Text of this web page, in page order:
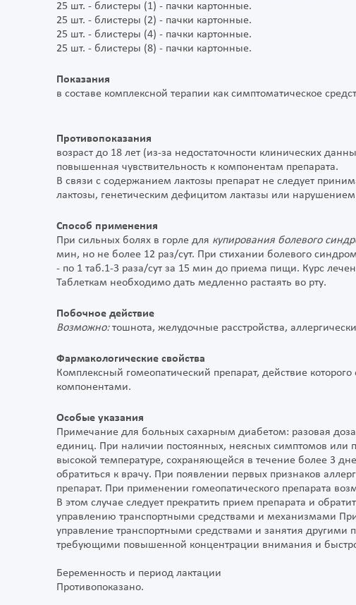
25 шт. - блистеры (1) - пачки картонные.
25 шт. - блистеры (2) - пачки картонные.
25 шт. - блистеры (4) - пачки картонные.
25 шт. - блистеры (8) - пачки картонные.
Показания
в составе комплексной терапии как симптоматическое
Противопоказания
возраст до 18 лет (из-за недостаточности клинических
повышенная чувствительность к компонентам препарата.
В связи с содержанием лактозы препарат не следует
лактозы, генетическим дефицитом лактазы или
Способ применения
При сильных болях в горле для купирования болевого
мин, но не более 12 раз/сут. При стихании болевого
- по 1 таб.1-3 раза/сут за 15 мин до приема пищи. Курс
Таблеткам необходимо дать медленно растаять во рту.
Побочное действие
Возможно:тошнота, желудочные расстройства,
Фармакологические свойства
Комплексный гомеопатический препарат, действие
компонентами.
Особые указания
Примечание для больных сахарным диабетом: разовая
единиц. При наличии постоянных, неясных симптомов или
высокой температуре, сохраняющейся в течение более 3
обратиться к врачу. При появлении первых признаков
препарат. При применении гомеопатического препарата
В этом случае следует прекратить прием препарата и
управлению транспортными средствами и механизмами
управление транспортными средствами и занятия
требующими повышенной концентрации внимания и
Беременность и период лактации
Противопоказано.